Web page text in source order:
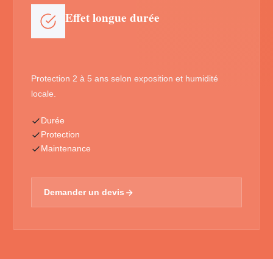
Effet longue durée
Protection 2 à 5 ans selon exposition et humidité
locale.
Durée
Protection
Maintenance
Demander un devis